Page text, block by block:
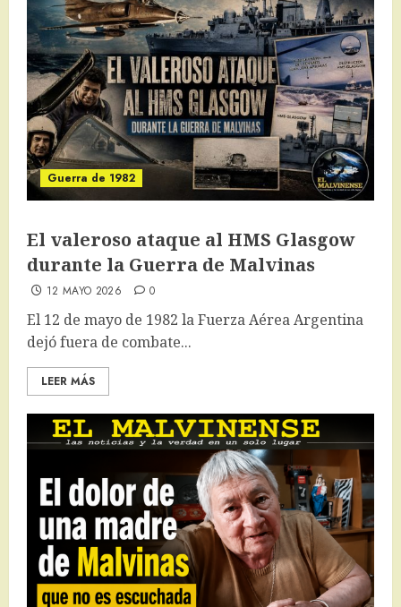
Guerra de 1982
El valeroso ataque al HMS Glasgow
durante la Guerra de Malvinas
12 MAYO 2026 0
El 12 de mayo de 1982 la Fuerza Aérea Argentina
dejó fuera de combate...
LEER MÁS